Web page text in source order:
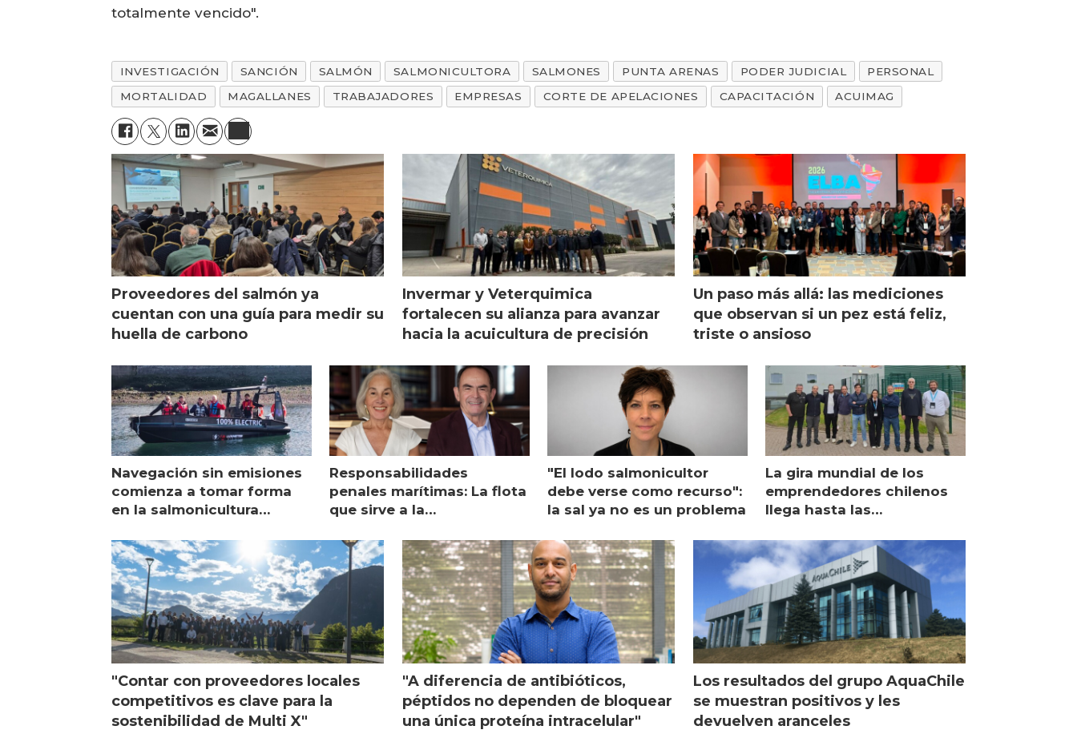
totalmente vencido".
INVESTIGACIÓN SANCIÓN SALMÓN SALMONICULTORA SALMONES PUNTA ARENAS PODER JUDICIAL
PERSONAL
MORTALIDAD
MAGALLANES TRABAJADORES EMPRESAS CORTE DE APELACIONES CAPACITACIÓN ACUIMAG
Proveedores del salmón ya
cuentan con una guía para medir su
huella de carbono
Invermar y Veterquimica
fortalecen su alianza para avanzar
hacia la acuicultura de precisión
Un paso más allá: las mediciones
que observan si un pez está feliz,
triste o ansioso
Navegación sin emisiones
comienza a tomar forma
en la salmonicultura
Responsabilidades
penales marítimas: La flota
que sirve a la
visión
"El lodo salmonicultor
debe verse como recurso":
la sal ya no es un problema
La gira mundial de los
emprendedores chilenos
llega hasta las
Escocia
"Contar con proveedores locales
competitivos es clave para la
sostenibilidad de Multi X"
"A diferencia de antibióticos,
péptidos no dependen de bloquear
una única proteína intracelular"
Los resultados del grupo AquaChile
se muestran positivos y les
devuelven aranceles